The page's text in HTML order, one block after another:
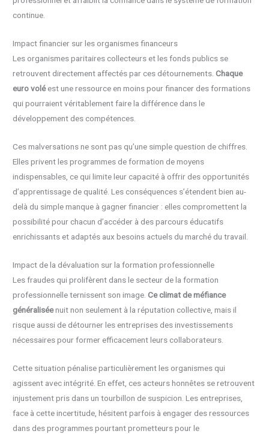
continue.
Impact financier sur les organismes financeurs
Les organismes paritaires collecteurs et les fonds publics se
retrouvent directement affectés par ces détournements.Chaque
euro voléest une ressource en moins pour financer des formations
qui pourraient véritablement faire la différence dans le
développement des compétences.
Ces malversations ne sont pas qu’une simple question de chiffres.
Elles privent les programmes de formation de moyens
indispensables, ce qui limite leur capacité à offrir des opportunités
d’apprentissage de qualité. Les conséquences s’étendent bien au-
delà du simple manque à gagner financier : elles compromettent la
possibilité pour chacun d’accéder à des parcours éducatifs
enrichissants et adaptés aux besoins actuels du marché du travail.
Impact de la dévaluation sur la formation professionnelle
Les fraudes qui prolifèrent dans le secteur de la formation
professionnelle ternissent son image.Ce climat de méfiance
généraliséenuit non seulement à la réputation collective, mais il
risque aussi de détourner les entreprises des investissements
nécessaires pour former efficacement leurs collaborateurs.
Cette situation pénalise particulièrement les organismes qui
agissent avec intégrité. En effet, ces acteurs honnêtes se retrouvent
injustement pris dans un tourbillon de suspicion. Les entreprises,
face à cette incertitude, hésitent parfois à engager des ressources
dans des programmes pourtant prometteurs pour le